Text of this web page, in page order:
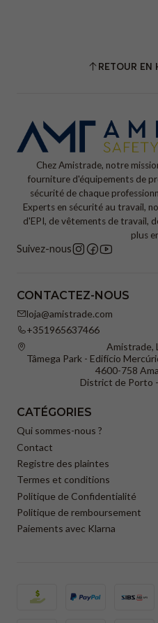
RETOUR EN
Chez Amistrade, notre
fourniture d'équipements de
sécurité de chaque
Experts en sécurité au travail,
d'EPI, de vêtements de travail,
plus
Suivez-nous
CONTACTEZ-NOUS
loja@amistrade.com
+351965637466
Amistrade,
Tâmega Park - Edifício
4600-758
District de Porto
CATÉGORIES
Qui sommes-nous ?
Contact
Registre des plaintes
Termes et conditions
Politique de Confidentialité
Politique de remboursement
Paiements avec Klarna